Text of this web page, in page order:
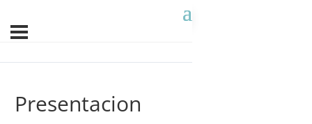
Presentacion